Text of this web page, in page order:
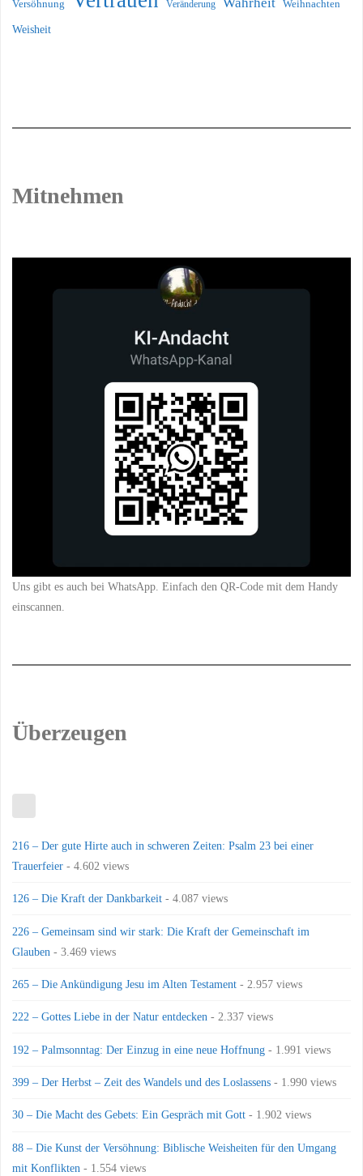
Versöhnung Veränderung Weihnachten
Weisheit
Mitnehmen
Uns gibt es auch bei WhatsApp. Einfach den QR-Code mit dem Handy
einscannen.
Überzeugen
216 – Der gute Hirte auch in schweren Zeiten: Psalm 23 bei einer
Trauerfeier - 4.602 views
126 – Die Kraft der Dankbarkeit - 4.087 views
226 – Gemeinsam sind wir stark: Die Kraft der Gemeinschaft im
Glauben - 3.469 views
265 – Die Ankündigung Jesu im Alten Testament - 2.957 views
222 – Gottes Liebe in der Natur entdecken - 2.337 views
192 – Palmsonntag: Der Einzug in eine neue Hoffnung - 1.991 views
399 – Der Herbst – Zeit des Wandels und des Loslassens - 1.990 views
30 – Die Macht des Gebets: Ein Gespräch mit Gott - 1.902 views
88 – Die Kunst der Versöhnung: Biblische Weisheiten für den Umgang
mit Konflikten - 1.554 views